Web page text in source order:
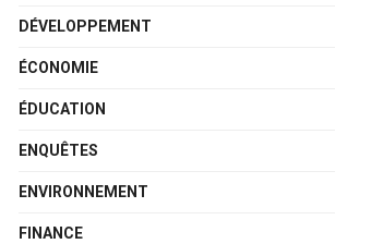
DÉVELOPPEMENT
ÉCONOMIE
ÉDUCATION
ENQUÊTES
ENVIRONNEMENT
FINANCE